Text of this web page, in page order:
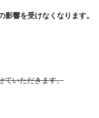
響を受けなくなります。
ていただきます。